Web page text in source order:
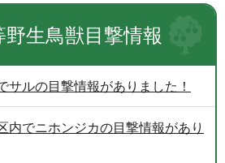
生鳥獣目撃情報
ルの目撃情報がありました！
でニホンジカの目撃情報があり